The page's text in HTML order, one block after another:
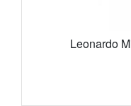
Leonardo